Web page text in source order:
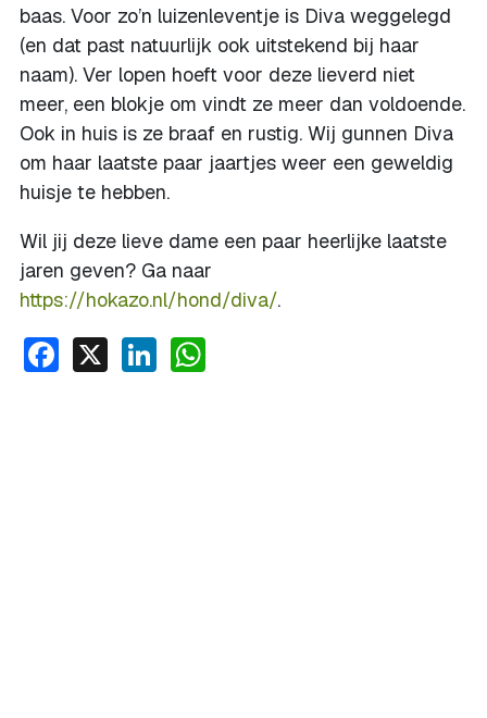
baas. Voor zo’n luizenleventje is Diva weggelegd
(en dat past natuurlijk ook uitstekend bij haar
naam). Ver lopen hoeft voor deze lieverd niet
meer, een blokje om vindt ze meer dan voldoende.
Ook in huis is ze braaf en rustig. Wij gunnen Diva
om haar laatste paar jaartjes weer een geweldig
huisje te hebben.
Wil jij deze lieve dame een paar heerlijke laatste
jaren geven? Ga naar
https://hokazo.nl/hond/diva/.
Facebook
X LinkedIn